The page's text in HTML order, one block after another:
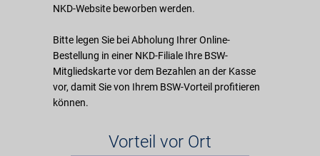
NKD-Website beworben werden.
Bitte legen Sie bei Abholung Ihrer Online-
Bestellung in einer NKD-Filiale Ihre BSW-
Mitgliedskarte vor dem Bezahlen an der Kasse
vor, damit Sie von Ihrem BSW-Vorteil profitieren
können.
Vorteil vor Ort